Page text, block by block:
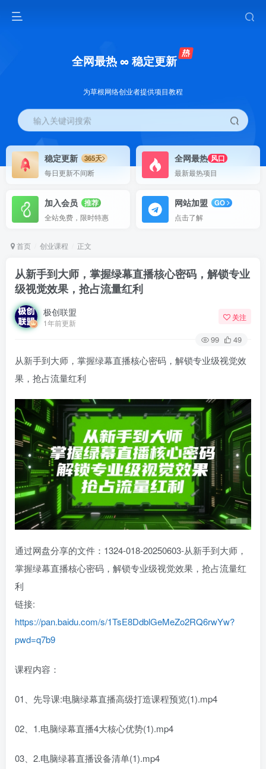
全网最热 ∞ 稳定更新
为草根网络创业者提供项目教程
输入关键词搜索
稳定更新
365天
每日更新不间断
全网最热 风口
最新最热项目
加入会员
推荐
全站免费，限时特惠
网站加盟
GO
点击了解
首页 创业课程 正文
从新手到大师，掌握绿幕直播核心密码，解锁专业
级视觉效果，抢占流量红利
极创联盟
1年前更新
关注
99 49
从新手到大师，掌握绿幕直播核心密码，解锁专业级视觉效
果，抢占流量红利
通过网盘分享的文件：1324-018-20250603-从新手到大师，
掌握绿幕直播核心密码，解锁专业级视觉效果，抢占流量红
利
链接:
https://pan.baidu.com/s/1TsE8DdblGeMeZo2RQ6rwYw?
pwd=q7b9
课程内容：
01、先导课:电脑绿幕直播高级打造课程预览(1).mp4
02、1.电脑绿幕直播4大核心优势(1).mp4
03、2.电脑绿暮直播设备清单(1).mp4